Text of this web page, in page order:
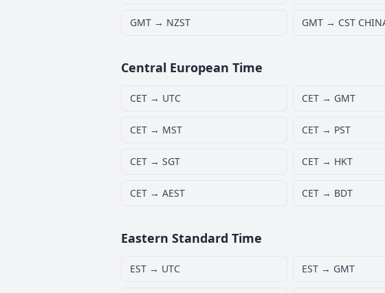
GMT → NZST GMT → CST
Central European Time
CET → UTC CET → GMT
CET → MST CET → PST
CET → SGT CET → HKT
CET → AEST CET → BDT
Eastern Standard Time
EST → UTC EST → GMT